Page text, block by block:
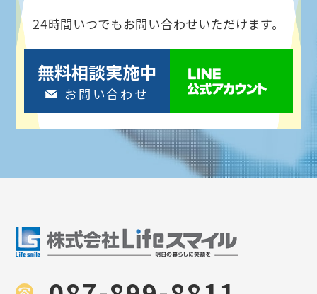
24時間いつでもお問い合わせいただけます。
無料相談実施中
お問い合わせ